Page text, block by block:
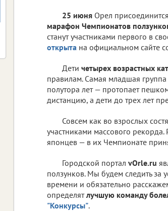
25 июня Орел
марафон Чемпионатов
станут участниками первого в
открыта на официальном сайте
Дети четырех возрастных
правилам. Самая младшая
полутора лет — протопает
дистанцию, а дети до трех лет
Совсем как во взрослых
участниками массового рекорда.
японцев — в их Чемпионате
Городской портал vOrle.ru
ползунков. Мы будем следить за
времени и обязательно
определятлучшую команду
"Конкурсы".